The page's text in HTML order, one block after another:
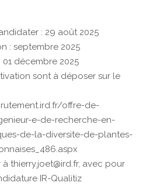
: 29 août 2025
: septembre 2025
décembre 2025
sont à déposer sur le
offre-de-
e-de-recherche-en-
de-la-diversite-de-plantes-
thierry.joet@ird.fr, avec pour
IR-Qualitiz